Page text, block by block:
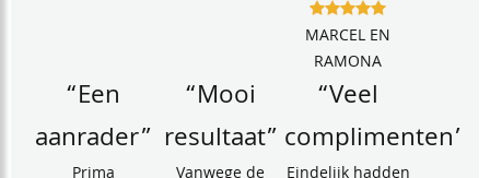
MARCEL EN
RAMONA
“Een
aanrader”
“Mooi
resultaat”
“Veel
complimenten”